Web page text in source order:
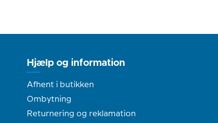
Hjælp og information
Afhent i butikken
Ombytning
Returnering og reklamation